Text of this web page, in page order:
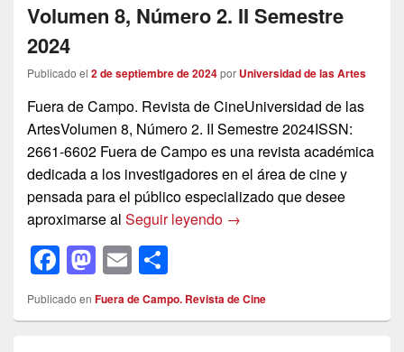
b
o
o
k
d
n
ar
Volumen 8, Número 2. II Semestre
2024
Publicado el 2 de septiembre de 2024por Universidad de las Artes
Fuera de Campo. Revista de CineUniversidad de las
ArtesVolumen 8, Número 2. II Semestre 2024ISSN:
2661-6602 Fuera de Campo es una revista académica
dedicada a los investigadores en el área de cine y
pensada para el público especializado que desee
aproximarse al Seguir leyendo Volumen 8, Número 2. II
→
F
a
c
M
a
st
E
m
ail
o
m
Publicado en Fuera de Campo. Revista de Cine